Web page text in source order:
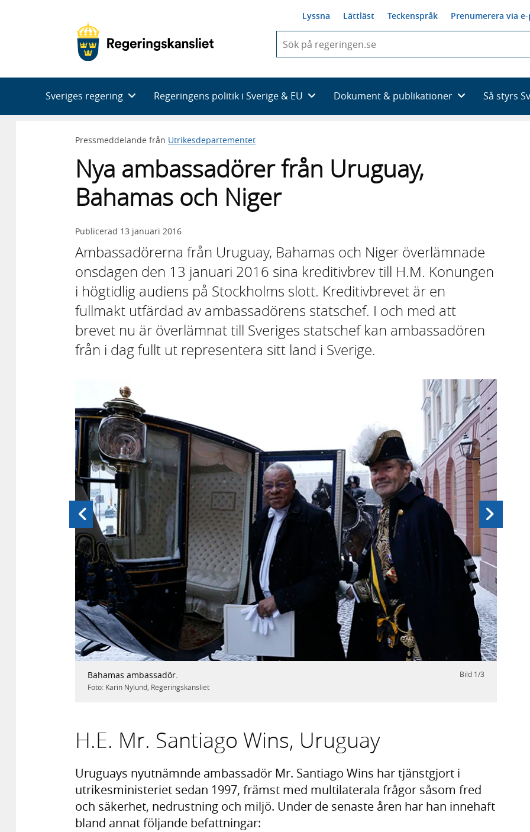
Lyssna Lättläst Teckenspråk Prenumerera via
du
skriva
framträder
en
sökförslag
Sveriges regering Regeringens politik i Sverige & EU Dokument & publikationer Så styrs
Pressmeddelande från Utrikesdepartementet
Nya ambassadörer från Uruguay,
Bahamas och Niger
Publicerad 13 januari 2016
Ambassadörerna från Uruguay, Bahamas och Niger överlämnade
onsdagen den 13 januari 2016 sina kreditivbrev till H.M. Konungen
i högtidlig audiens på Stockholms slott. Kreditivbrevet är en
fullmakt utfärdad av ambassadörens statschef. I och med att
brevet nu är överlämnat till Sveriges statschef kan ambassadören
från i dag fullt ut representera sitt land i Sverige.
Bild 1/3
Bahamas ambassadör.
Foto: Karin Nylund, Regeringskansliet
Föregående Nästa
H.E. Mr. Santiago Wins, Uruguay
Uruguays nyutnämnde ambassadör Mr. Santiago Wins har tjänstgjort i
utrikesministeriet sedan 1997, främst med multilaterala frågor såsom fred
och säkerhet, nedrustning och miljö. Under de senaste åren har han innehaft
bland annat följande befattningar: